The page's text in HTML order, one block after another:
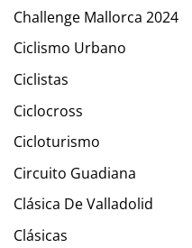
Challenge Mallorca 2024
Ciclismo Urbano
Ciclistas
Ciclocross
Cicloturismo
Circuito Guadiana
Clásica De Valladolid
Clásicas